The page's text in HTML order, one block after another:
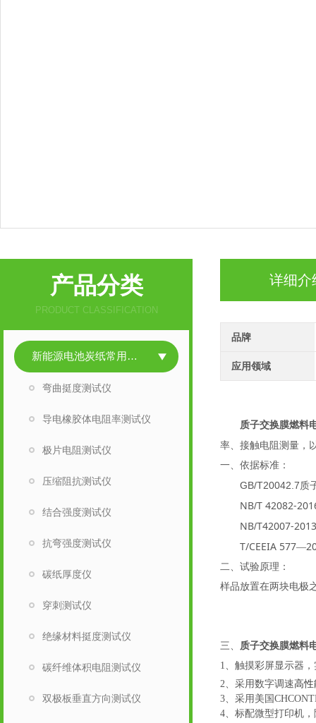
详细介
品牌
应用领域
质子交换膜燃料
率、接触电阻 测量，
一、 依据标准：
GB/T20042.7质
NB/T 42082-
NB/T42007-2013
T/CEEIA 577—
二、 试验原理：
样品放置在两块电极
三、 质子交换膜燃料
1、触摸彩屏显示器 ，
2、 采用数字调速高
3、 采用 美国
4、标配微型打印机
产品分类
PRODUCT CLASSIFICATION
新能源电池炭纸常用检测仪
弯曲挺度测试仪
导电橡胶体电阻率测试仪
极片电阻测试仪
压缩阻抗测试仪
结合强度测试仪
抗弯强度测试仪
碳纸厚度仪
穿刺测试仪
绝缘材料挺度测试仪
碳纤维体积电阻测试仪
双极板垂直方向测试仪